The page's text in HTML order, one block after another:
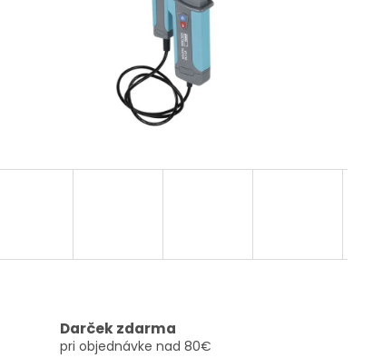
Darček zdarma
pri objednávke nad 80€